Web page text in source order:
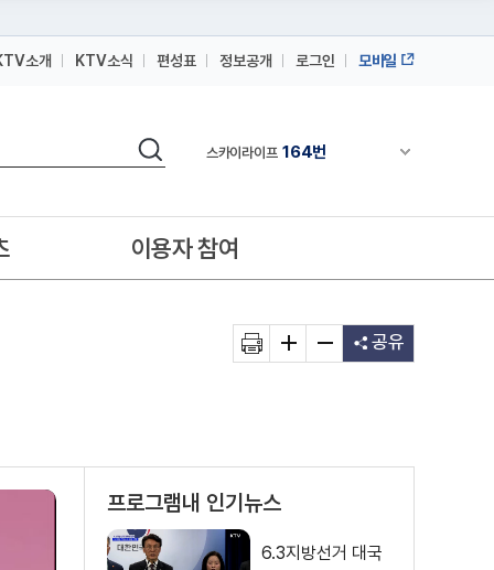
소개 KTV소식 편성표 정보공개 로그인 모바일
검색 채널안내 펼쳐
스카이라이프 164번
스카이라이프 164번
스카이라이프
이용자 참여
공유
프로그램내 인기뉴스
6.3지방선거 대국